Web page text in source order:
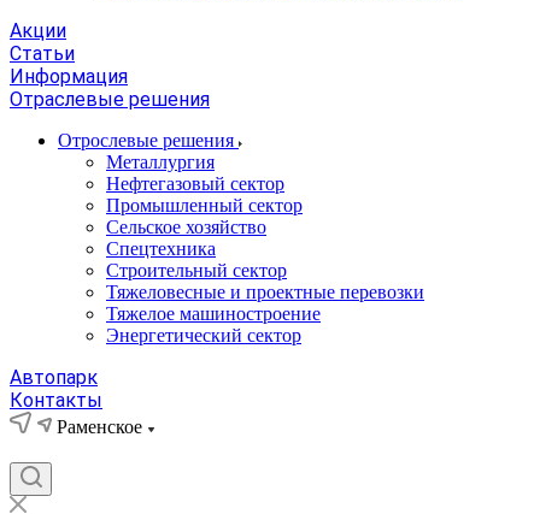
Акции
Статьи
Информация
Отраслевые решения
Отрослевые решения
Металлургия
Нефтегазовый сектор
Промышленный сектор
Сельское хозяйство
Спецтехника
Строительный сектор
Тяжеловесные и проектные перевозки
Тяжелое машиностроение
Энергетический сектор
Автопарк
Контакты
Раменское